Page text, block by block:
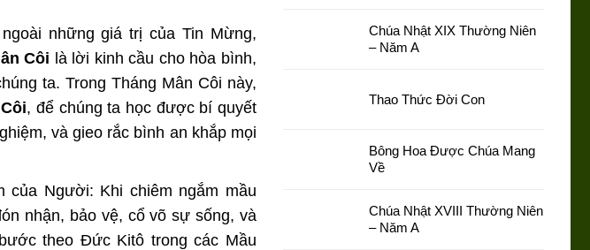
những giá trị của Tin Mừng,
Côi là lời kinh cầu cho hòa bình,
ta. Trong Tháng Mân Côi này,
, để chúng ta học được bí quyết
và gieo rắc bình an khắp mọi
Người: Khi chiêm ngắm mầu
nhận, bảo vệ, cổ võ sự sống, và
theo Đức Kitô trong các Mầu
Chúa Nhật XIX Thường Niên
– Năm A
Thao Thức Đời Con
Bông Hoa Được Chúa Mang
Về
Chúa Nhật XVIII Thường Niên
– Năm A